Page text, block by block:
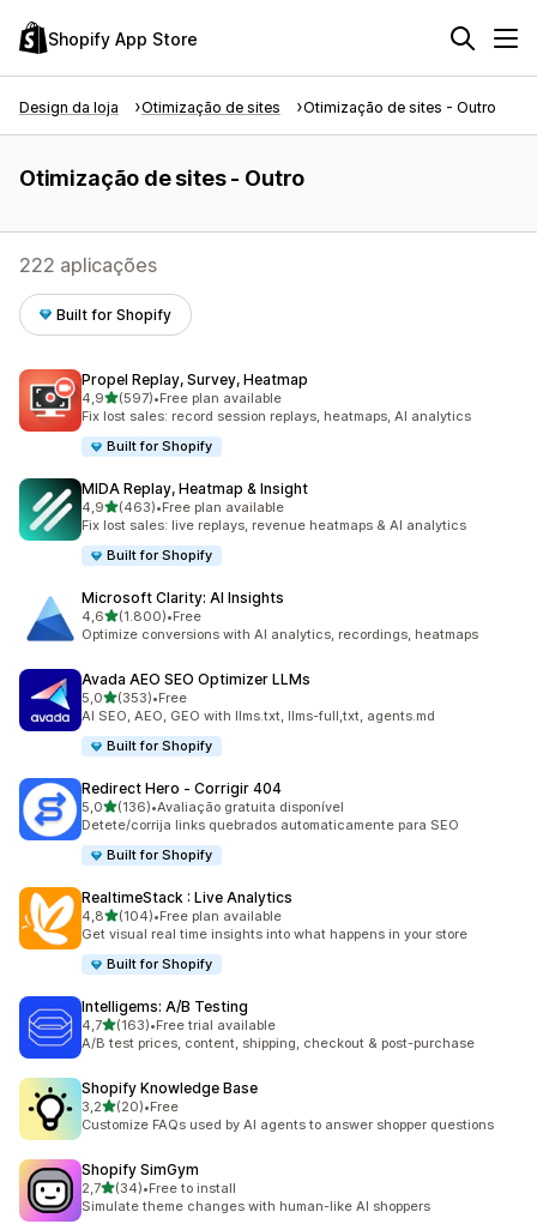
Shopify App Store
Design da loja Otimização de sites Otimização de sites - Outro
Otimização de sites - Outro
222 aplicações
Built for Shopify
Propel Replay, Survey, Heatmap
4,9de 5 estrelas
(597)
597 total de avaliações
•Free plan available
Fix lost sales: record session replays, heatmaps, AI analytics
Built for Shopify
MIDA Replay, Heatmap & Insight
4,9de 5 estrelas
(463)
463 total de avaliações
•Free plan available
Fix lost sales: live replays, revenue heatmaps & AI analytics
Built for Shopify
Microsoft Clarity: AI Insights
4,6de 5 estrelas
(1.800)
1800 total de avaliações
•Free
Optimize conversions with AI analytics, recordings, heatmaps
Avada AEO SEO Optimizer LLMs
5,0de 5 estrelas
(353)
353 total de avaliações
•Free
AI SEO, AEO, GEO with llms.txt, llms-full,txt, agents.md
Built for Shopify
Redirect Hero ‑ Corrigir 404
5,0de 5 estrelas
(136)
136 total de avaliações
•Avaliação gratuita disponível
Detete/corrija links quebrados automaticamente para SEO
Built for Shopify
RealtimeStack : Live Analytics
4,8de 5 estrelas
(104)
104 total de avaliações
•Free plan available
Get visual real time insights into what happens in your store
Built for Shopify
Intelligems: A/B Testing
4,7de 5 estrelas
(163)
163 total de avaliações
•Free trial available
A/B test prices, content, shipping, checkout & post-purchase
Shopify Knowledge Base
3,2de 5 estrelas
(20)
20 total de avaliações
•Free
Customize FAQs used by AI agents to answer shopper questions
Shopify SimGym
2,7de 5 estrelas
(34)
34 total de avaliações
•Free to install
Simulate theme changes with human-like AI shoppers